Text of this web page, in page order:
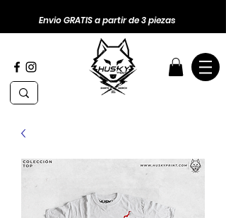
Envio GRATIS a partir de 3 piezas